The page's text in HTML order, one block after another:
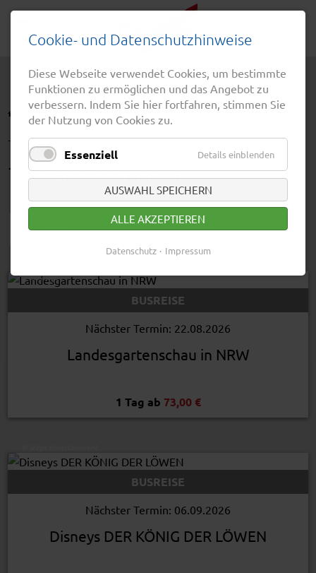
HÄNSCHEN REISEN REISEN ÜBER KATEGORIE
Tagesfahrten
7 Reisen gefunden
© Easy-BUS
BUSREISE
Nächster Termin: 22.08.2026
Landesgartenschau in NRW
1 Tag ab 73,00 €
BUSREISE
Nächster Termin: 06.09.2026
Disneys DER KÖNIG DER LÖWEN
Cookie- und Datenschutzhinweise
Diese Webseite verwendet Cookies, um bestimmte
Funktionen zu ermöglichen und das Angebot zu
verbessern. Indem Sie hier fortfahren, stimmen Sie
der Nutzung von Cookies zu.
Essenziell Details einblenden
AUSWAHL SPEICHERN
ALLE AKZEPTIEREN
Datenschutz Impressum